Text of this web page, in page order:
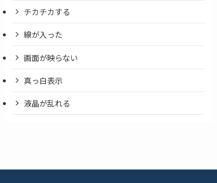
チカチカする
線が入った
画面が映らない
真っ白表示
液晶が乱れる